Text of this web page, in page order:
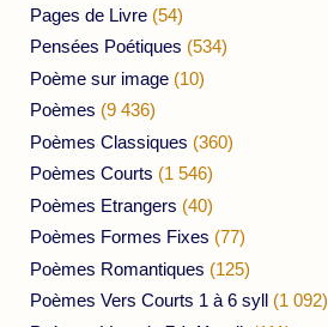
Pages de Livre (54)
Pensées Poétiques (534)
Poème sur image (10)
Poèmes (9 436)
Poèmes Classiques (360)
Poèmes Courts (1 546)
Poèmes Etrangers (40)
Poèmes Formes Fixes (77)
Poèmes Romantiques (125)
Poèmes Vers Courts 1 à 6 syll (1 092)